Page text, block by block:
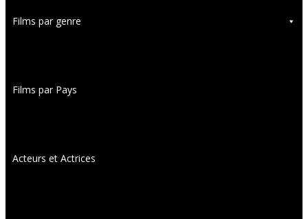
Films par genre
Films par Pays
Acteurs et Actrices